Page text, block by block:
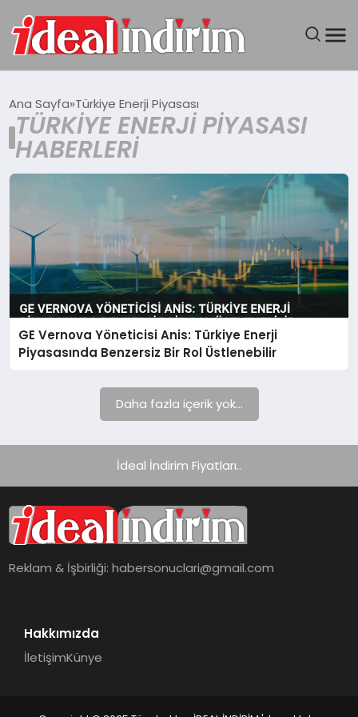
BILGISAYAR
DÜNYA
TEKNOLOJI
YAŞAM
Ana Sayfa Türkiye Enerji Piyasası
TÜRKIYE ENERJI PIYASASI
HABERLERI
GE Vernova Yöneticisi Anis: Türkiye Enerji
Piyasasında Benzersiz Bir Rol Üstlenebilir
Daha fazla içerik yok...
İdeal İndirim Fiyatları..
Reklam & İşbirliği:habersonuclari@gmail.com
Hakkımızda
İletişimKünye